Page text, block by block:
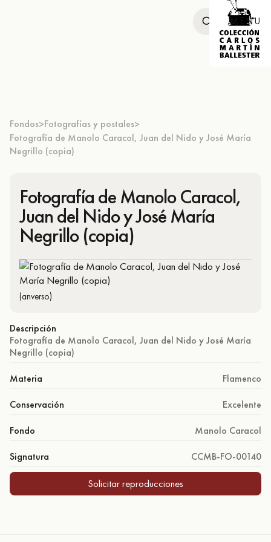
MENU
Fondos>Fotografías y postales>
Fotografía de Manolo Caracol, Juan del Nido y José María
Negrillo (copia)
Fotografía de Manolo Caracol,
Juan del Nido y José María
Negrillo (copia)
(anverso)
Descripción
Fotografía de Manolo Caracol, Juan del Nido y José María
Negrillo (copia)
Materia Flamenco
Conservación Excelente
Fondo Manolo Caracol
Signatura CCMB-FO-00140
Solicitar reproducciones